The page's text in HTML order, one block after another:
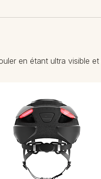
en étant ultra visible